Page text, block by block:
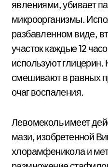
явлениями, убивает
микроорганизмы.
разбавленном виде,
участок каждые 12
используют
смешивают в равных
очаг воспаления.
Левомеколь имеет
мази, изобретенной
хлорамфеникола и